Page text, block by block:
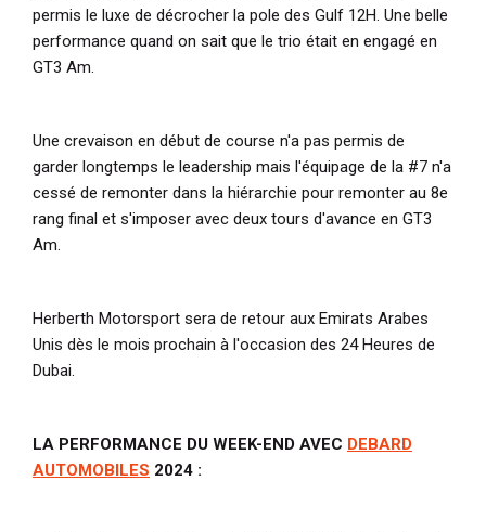
permis le luxe de décrocher la pole des Gulf 12H. Une belle
performance quand on sait que le trio était en engagé en
GT3 Am.
Une crevaison en début de course n'a pas permis de
garder longtemps le leadership mais l'équipage de la #7 n'a
cessé de remonter dans la hiérarchie pour remonter au 8e
rang final et s'imposer avec deux tours d'avance en GT3
Am.
Herberth Motorsport sera de retour aux Emirats Arabes
Unis dès le mois prochain à l'occasion des 24 Heures de
Dubai.
LA PERFORMANCE DU WEEK-END AVEC DEBARD
AUTOMOBILES 2024 :